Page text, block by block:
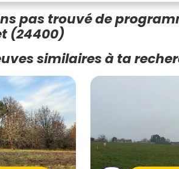
pas trouvé de
(24400)
similaires à ta